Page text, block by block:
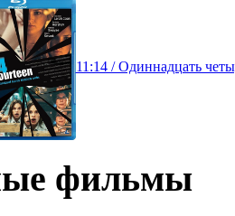
11:14 / Одиннадцать
фильмы